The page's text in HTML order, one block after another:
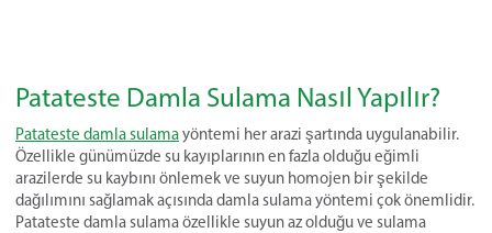
Patateste Damla Sulama Nasıl Yapılır?
Patateste damla sulamayöntemi her arazi şartında uygulanabilir.
Özellikle günümüzde su kayıplarının en fazla olduğu eğimli
arazilerde su kaybını önlemek ve suyun homojen bir şekilde
dağılımını sağlamak açısında damla sulama yöntemi çok önemlidir.
Patateste damla sulama özellikle suyun az olduğu ve sulama